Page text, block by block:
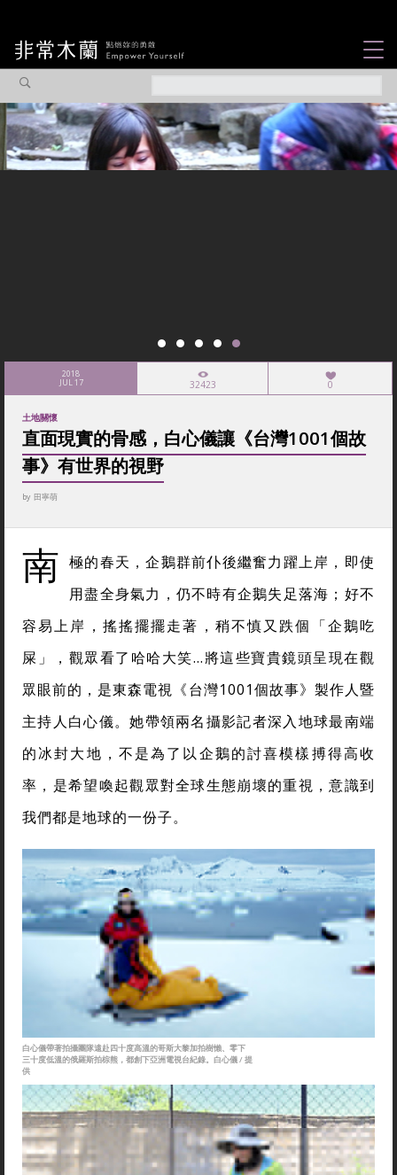
觀點專欄
焦點企劃
2018
JUL 17 32423 0
土地關懷
直面現實的骨感，白心儀讓《台灣1001個故
事》有世界的視野
by 田寧萌
南 極的春天，企鵝群前仆後繼奮力躍上岸，即使
用盡全身氣力，仍不時有企鵝失足落海；好不
容易上岸，搖搖擺擺走著，稍不慎又跌個「企鵝吃
屎」，觀眾看了哈哈大笑…將這些寶貴鏡頭呈現在觀
眾眼前的，是東森電視《台灣1001個故事》製作人暨
主持人白心儀。她帶領兩名攝影記者深入地球最南端
的冰封大地，不是為了以企鵝的討喜模樣搏得高收
率，是希望喚起觀眾對全球生態崩壞的重視，意識到
我們都是地球的一份子。
白心儀帶著拍攝團隊遠赴四十度高溫的哥斯大黎加拍樹懶、零下
三十度低溫的俄羅斯拍棕熊，都創下亞洲電視台紀錄。白心儀 / 提
供